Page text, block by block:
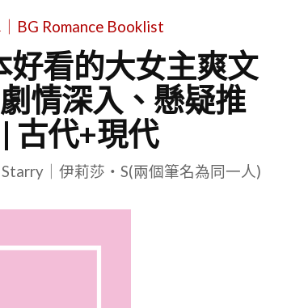
BG Romance Booklist
看的大女主爽文
情深入、懸疑推
古代+現代
｜伊莉莎・S(兩個筆名為同一人)